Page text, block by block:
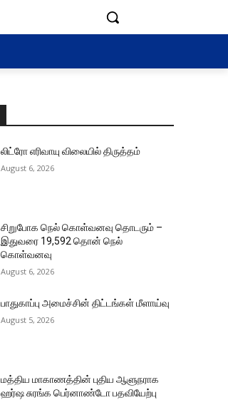
லிட்ரோ எரிவாயு விலையில் திருத்தம்
August 6, 2026
சிறுபோக நெல் கொள்வனவு தொடரும் –
இதுவரை 19,592 தொன் நெல்
கொள்வனவு
August 6, 2026
பாதுகாப்பு அமைச்சின் திட்டங்கள் மீளாய்வு
August 5, 2026
மத்திய மாகாணத்தின் புதிய ஆளுநராக
ஹர்ஷ சுரங்க பெர்னாண்டோ பதவியேற்பு